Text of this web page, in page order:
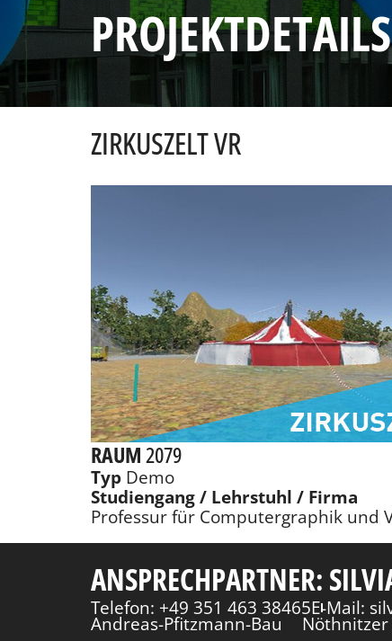
PROJEKTDETAILS
ZIRKUSZELT VR
RAUM2079
TypDemo
Studiengang / Lehrstuhl / Firma
Professur für Computergraphik und
ANSPRECHPARTNER:
Telefon: +49 351 463 38465E-Mail:
Andreas-Pfitzmann-Bau